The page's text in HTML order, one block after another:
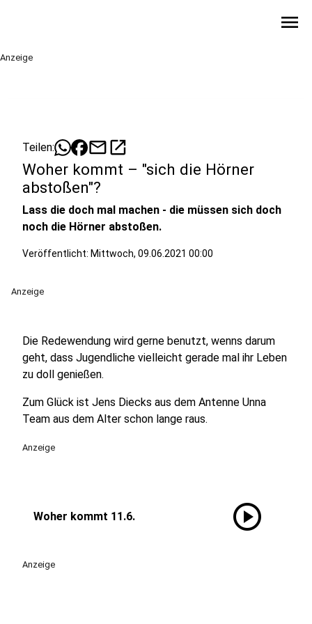
menu
Anzeige
Teilen: mailopen_in_new
Woher kommt – "sich die Hörner
abstoßen"?
Lass die doch mal machen - die müssen sich doch
noch die Hörner abstoßen.
Veröffentlicht: Mittwoch, 09.06.2021 00:00
Anzeige
Die Redewendung wird gerne benutzt, wenns darum
geht, dass Jugendliche vielleicht gerade mal ihr Leben
zu doll genießen.
Zum Glück ist Jens Diecks aus dem Antenne Unna
Team aus dem Alter schon lange raus.
Anzeige
Woher kommt 11.6. play_circle
Anzeige